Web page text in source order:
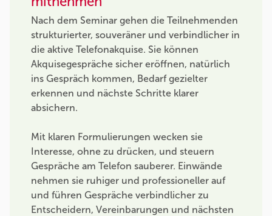
Nach dem Seminar gehen die Teilnehmenden
strukturierter, souveräner und verbindlicher in
die aktive Telefonakquise. Sie können
Akquisegespräche sicher eröffnen, natürlich
ins Gespräch kommen, Bedarf gezielter
erkennen und nächste Schritte klarer
absichern.
Mit klaren Formulierungen wecken sie
Interesse, ohne zu drücken, und steuern
Gespräche am Telefon sauberer. Einwände
nehmen sie ruhiger und professioneller auf
und führen Gespräche verbindlicher zu
Entscheidern, Vereinbarungen und nächsten